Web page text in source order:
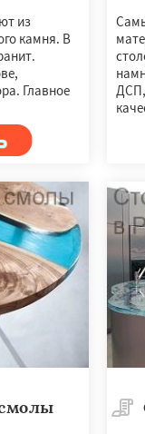
из
камня. В
Главное
ДСП,